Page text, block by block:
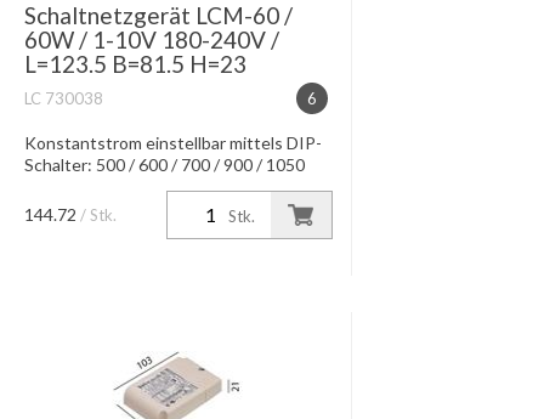
Schaltnetzgerät LCM-60 /
60W / 1-10V 180-240V /
L=123.5 B=81.5 H=23
6
LC 730038
Konstantstrom einstellbar mittels DIP-
Schalter: 500 / 600 / 700 / 900 / 1050
/1400mA IP20 Wirkungsgrad: 91 %
max. Leitungslänge 10m
Stk.
144.72 / Stk.